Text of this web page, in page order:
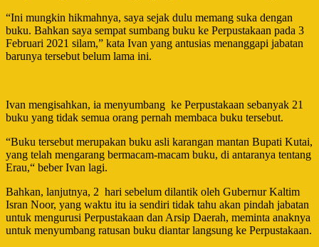
“Ini mungkin hikmahnya, saya sejak dulu memang suka dengan
buku. Bahkan saya sempat sumbang buku ke Perpustakaan pada 3
Februari 2021 silam,” kata Ivan yang antusias menanggapi jabatan
barunya tersebut belum lama ini.
Ivan mengisahkan, ia menyumbang ke Perpustakaan sebanyak 21
buku yang tidak semua orang pernah membaca buku tersebut.
“Buku tersebut merupakan buku asli karangan mantan Bupati Kutai,
yang telah mengarang bermacam-macam buku, di antaranya tentang
Erau,“ beber Ivan lagi.
Bahkan, lanjutnya, 2 hari sebelum dilantik oleh Gubernur Kaltim
Isran Noor, yang waktu itu ia sendiri tidak tahu akan pindah jabatan
untuk mengurusi Perpustakaan dan Arsip Daerah, meminta anaknya
untuk menyumbang ratusan buku diantar langsung ke Perpustakaan.